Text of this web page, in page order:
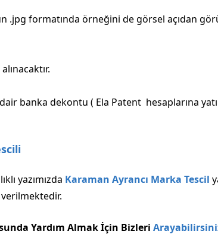
.jpg formatında örneğini de görsel açıdan
banka dekontu ( Ela Patent hesaplarına
yazımızda Karaman Ayrancı Marka Tescil
Yardım Almak İçin Bizleri